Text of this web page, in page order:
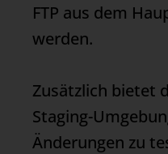
FTP aus dem
werden.
Zusätzlich bietet
Staging-
Änderungen zu